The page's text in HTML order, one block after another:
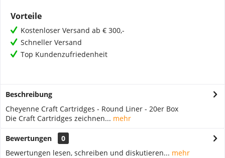
Vorteile
Kostenloser Versand ab € 300,-
Schneller Versand
Top Kundenzufriedenheit
Beschreibung
Cheyenne Craft Cartridges - Round Liner - 20er Box
Die Craft Cartridges zeichnen... mehr
Bewertungen
0
Bewertungen lesen, schreiben und diskutieren... mehr